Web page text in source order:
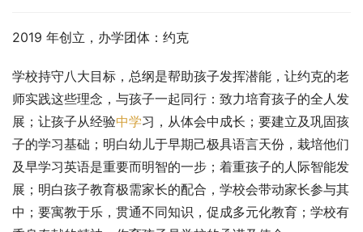
2019 年创立，办学团体：约克
学校持守八大目标，总纲是帮助孩子发挥潜能，让约克的老
师实践这些理念，与孩子一起同行：致力培育孩子的全人发
展；让孩子从经验中学习，从体会中成长；要建立及巩固孩
子的学习基础；明白幼儿于早期己极具语言天份，栽培他们
及早学习英语是重要而明智的一步；着重孩子的人际智能发
展；明白孩子教育极需家长的配合，学校会带动家长参与其
中；要寓教于乐，贯通不同知识，促成多元化教育；学校有